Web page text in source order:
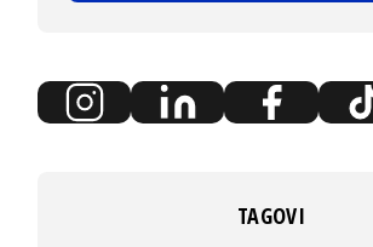
TAGOVI